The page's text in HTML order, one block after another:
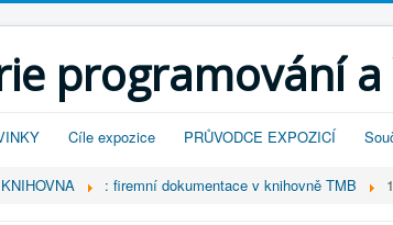
programování a
Cíle expozice PRŮVODCE EXPOZICÍ
KNIHOVNA : firemní dokumentace v knihovně TMB